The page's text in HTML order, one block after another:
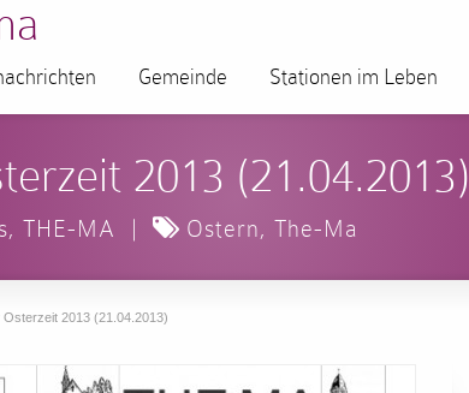
Gemeinde Stationen im Leben
2013 (21.04.2013)
,THE-MA | Ostern,The-Ma
Osterzeit 2013 (21.04.2013)